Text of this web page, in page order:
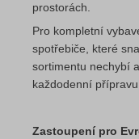
prostorách.
Pro kompletní
spotřebiče, které
sortimentu nechybí
každodenní
Zastoupení pro